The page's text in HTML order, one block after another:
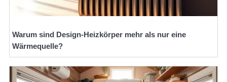
Warum sind Design-Heizkörper mehr als nur eine
Wärmequelle?